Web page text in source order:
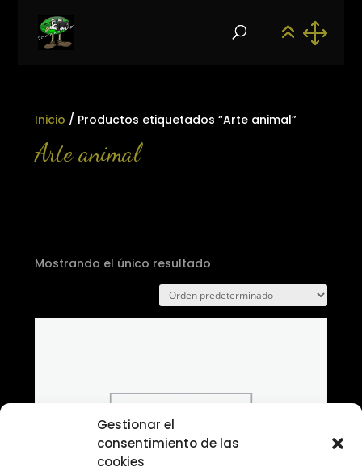
Gestionar el
consentimiento de las
cookies
Inicio / Productos etiquetados “Arte animal”
Arte animal
Mostrando el único resultado